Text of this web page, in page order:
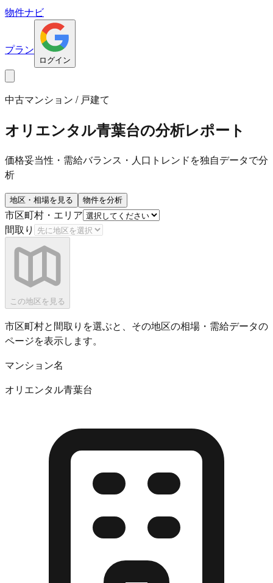
物件ナビ
プラン
ログイン
中古マンション / 戸建て
オリエンタル青葉台の分析レポート
価格妥当性・需給バランス・人口トレンドを独自データで分
析
地区・相場を見る 物件を分析
市区町村・エリア
間取り
この地区を見る
市区町村と間取りを選ぶと、その地区の相場・需給データの
ページを表示します。
マンション名
オリエンタル青葉台